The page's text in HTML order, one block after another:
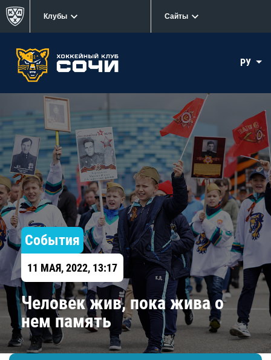
Клубы Сайты
РУ
События
11 МАЯ, 2022, 13:17
Человек жив, пока жива о
нем память